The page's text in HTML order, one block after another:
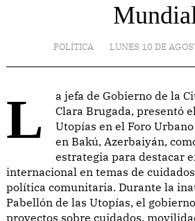
Mundial
POLÍTICA LUNES 10 DE
La jefa de Gobierno de la Ciudad de México,
Clara Brugada, presentó
Utopías en el Foro
en Bakú, Azerbaiyán,
estrategia para destacar
internacional en temas de
política comunitaria. Durante la
Pabellón de las Utopías, el
proyectos sobre cuidados,